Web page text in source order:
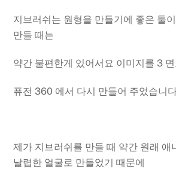
지브러쉬는 원형을 만들기에 좋은 툴
만들 때는
약간 불편한게 있어서요 이미지를 3
퓨전 360 에서 다시 만들어 주었습니
제가 지브러쉬를 만들 때 약간 원래 애
날렵한 얼굴로 만들었기 때문에